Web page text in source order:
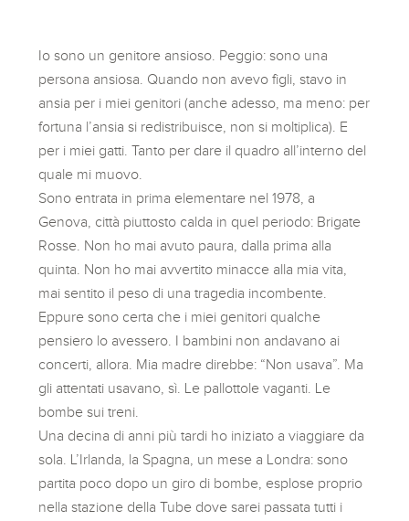
Io sono un genitore ansioso. Peggio: sono una
persona ansiosa. Quando non avevo figli, stavo in
ansia per i miei genitori (anche adesso, ma meno: per
fortuna l’ansia si redistribuisce, non si moltiplica). E
per i miei gatti. Tanto per dare il quadro all’interno del
quale mi muovo.
Sono entrata in prima elementare nel 1978, a
Genova, città piuttosto calda in quel periodo: Brigate
Rosse. Non ho mai avuto paura, dalla prima alla
quinta. Non ho mai avvertito minacce alla mia vita,
mai sentito il peso di una tragedia incombente.
Eppure sono certa che i miei genitori qualche
pensiero lo avessero. I bambini non andavano ai
concerti, allora. Mia madre direbbe: “Non usava”. Ma
gli attentati usavano, sì. Le pallottole vaganti. Le
bombe sui treni.
Una decina di anni più tardi ho iniziato a viaggiare da
sola. L’Irlanda, la Spagna, un mese a Londra: sono
partita poco dopo un giro di bombe, esplose proprio
nella stazione della Tube dove sarei passata tutti i